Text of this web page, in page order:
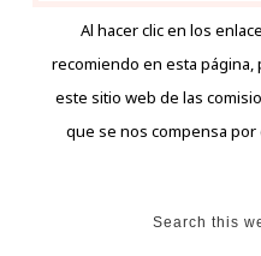
Al hacer clic en los
recomiendo en esta
este sitio web de las
que se nos compensa